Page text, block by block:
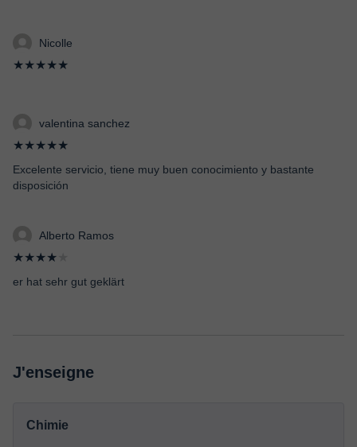
Nicolle
★★★★★
valentina sanchez
★★★★★
Excelente servicio, tiene muy buen conocimiento y bastante
disposición
Alberto Ramos
★★★★
er hat sehr gut geklärt
J'enseigne
Chimie